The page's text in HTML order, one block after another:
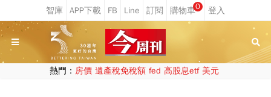
0
熱門： 房價 遺產稅免稅額 fed 高股息etf 美元